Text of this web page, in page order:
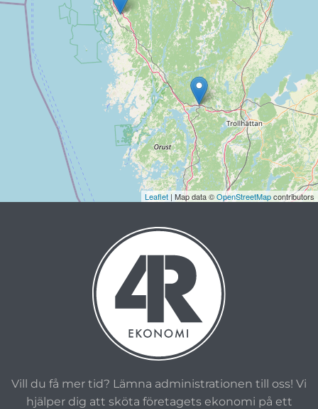
Leaflet | Map data ©OpenStreetMapcontributors
Vill du få mer tid? Lämna administrationen till oss! Vi
hjälper dig att sköta företagets ekonomi på ett